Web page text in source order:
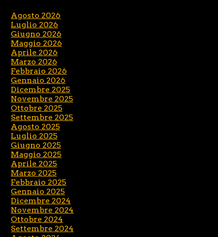
Agosto 2026
Luglio 2026
Giugno 2026
Maggio 2026
Aprile 2026
Marzo 2026
Febbraio 2026
Gennaio 2026
Dicembre 2025
Novembre 2025
Ottobre 2025
Settembre 2025
Agosto 2025
Luglio 2025
Giugno 2025
Maggio 2025
Aprile 2025
Marzo 2025
Febbraio 2025
Gennaio 2025
Dicembre 2024
Novembre 2024
Ottobre 2024
Settembre 2024